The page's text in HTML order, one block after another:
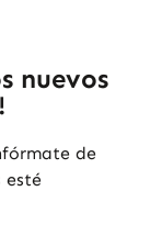
nuevos
de
esté